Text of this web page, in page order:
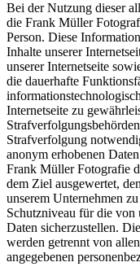
Bei der Nutzung dieser
die Frank Müller
Person. Diese
Inhalte unserer
unserer Internetseite
die dauerhafte
Internetseite zu
Strafverfolgung
anonym erhobenen
Frank Müller Fotografie
dem Ziel ausgewertet,
unserem Unternehmen
Schutzniveau für die von
Daten sicherzustellen.
werden getrennt von
angegebenen